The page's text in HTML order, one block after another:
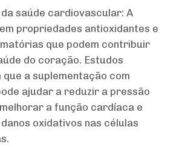
saúde cardiovascular: A
propriedades antioxidantes e
que podem contribuir
do coração. Estudos
que a suplementação com
ajudar a reduzir a pressão
a função cardíaca e
oxidativos nas células